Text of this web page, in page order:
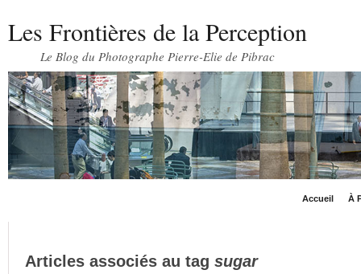
Les Frontières de la Perception
Le Blog du Photographe Pierre-Elie de Pibrac
Accueil À
Articles associés au tag sugar